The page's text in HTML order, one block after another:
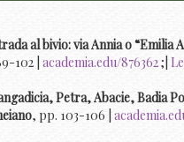
al bivio: via Annia o “Emilia
102 | academia.edu/876362;|
Petra, Abacie, Badia
, pp. 103-106 |